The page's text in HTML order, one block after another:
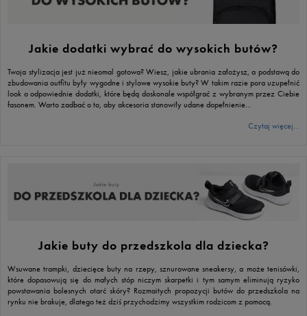
Jakie dodatki wybrać do wysokich butów?
Twoja stylizacja jest już nieomal gotowa? Wiesz, jakie ubrania założysz, a podstawą do
zbudowania outfitu były wygodne i stylowe wysokie buty? W takim razie pora uzupełnić
look o odpowiednie dodatki, które będą doskonale współgrać z wybranym przez Ciebie
fasonem. Warto zadbać o to, aby akcesoria stanowiły udane dopełnienie...
Czytaj więcej...
Jakie buty do przedszkola dla dziecka?
Wsuwane trampki, dziecięce buty na rzepy, sznurowane sneakersy, a może tenisówki,
które dopasowują się do małych stóp niczym skarpetki i tym samym eliminują ryzyko
powstawania bolesnych otarć skóry? Rozmaitych propozycji butów do przedszkola na
rynku nie brakuje, dlatego też dziś przychodzimy wszystkim rodzicom z pomocą.